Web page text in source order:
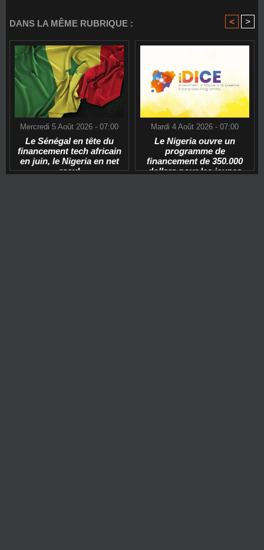
DANS LA MÊME RUBRIQUE : < >
Mercredi 5 Août 2026 - 07:00
Le Sénégal en tête du
financement tech africain
en juin, le Nigeria en net
recul
Mardi 4 Août 2026 - 07:00
Le Nigeria ouvre un
programme de
financement de 350.000
dollars pour les jeunes